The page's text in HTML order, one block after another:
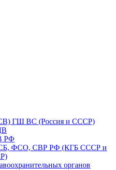
ГШ ВС (Россия и СССР)
РФ
ФСО, СВР РФ (КГБ СССР и
органов